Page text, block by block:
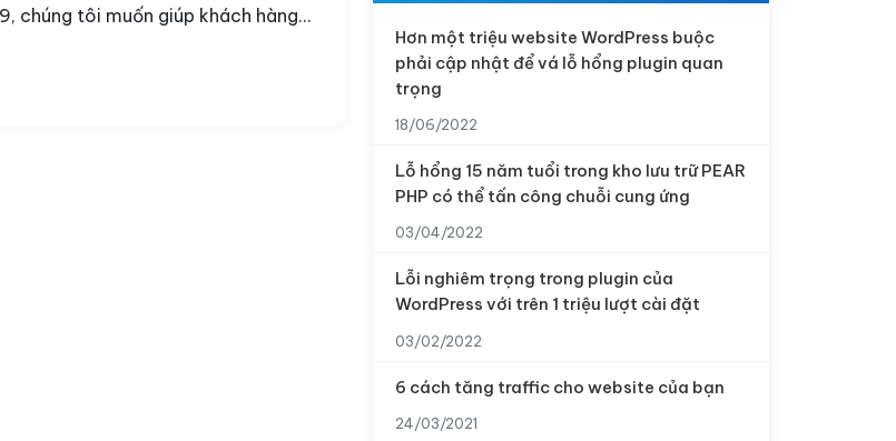
chúng tôi muốn giúp khách hàng…
Hơn một triệu website WordPress buộc
phải cập nhật để vá lỗ hổng plugin quan
trọng
18/06/2022
Lỗ hổng 15 năm tuổi trong kho lưu trữ PEAR
PHP có thể tấn công chuỗi cung ứng
03/04/2022
Lỗi nghiêm trọng trong plugin của
WordPress với trên 1 triệu lượt cài đặt
03/02/2022
6 cách tăng traffic cho website của bạn
24/03/2021